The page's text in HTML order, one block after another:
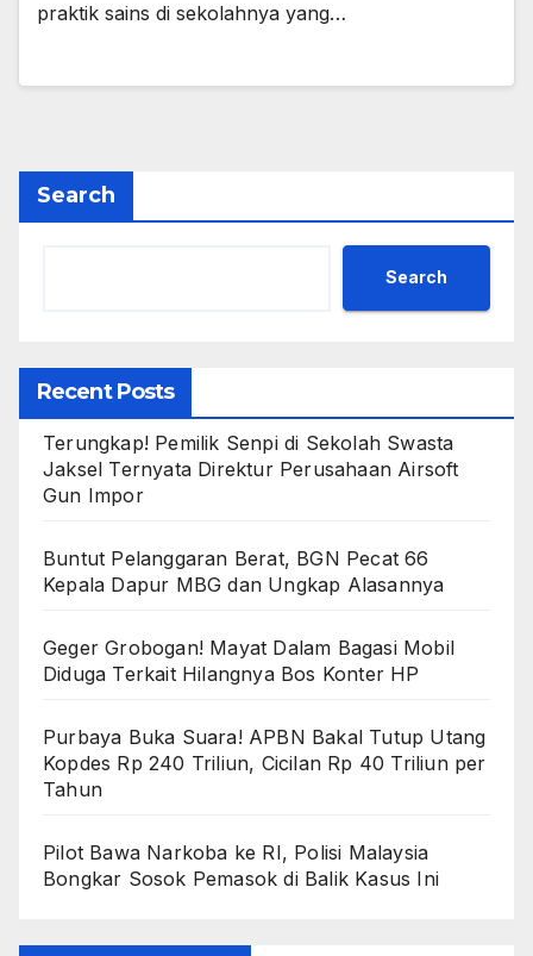
praktik sains di sekolahnya yang…
Search
Search
Recent Posts
Terungkap! Pemilik Senpi di Sekolah Swasta
Jaksel Ternyata Direktur Perusahaan Airsoft
Gun Impor
Buntut Pelanggaran Berat, BGN Pecat 66
Kepala Dapur MBG dan Ungkap Alasannya
Geger Grobogan! Mayat Dalam Bagasi Mobil
Diduga Terkait Hilangnya Bos Konter HP
Purbaya Buka Suara! APBN Bakal Tutup Utang
Kopdes Rp 240 Triliun, Cicilan Rp 40 Triliun per
Tahun
Pilot Bawa Narkoba ke RI, Polisi Malaysia
Bongkar Sosok Pemasok di Balik Kasus Ini